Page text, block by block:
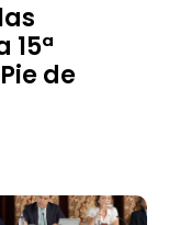
de